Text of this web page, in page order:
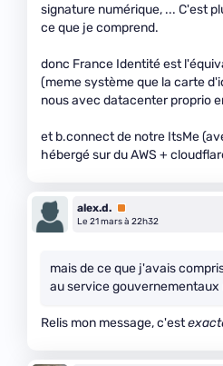
signature numérique, ... C'est
ce que je comprend.
donc France Identité est
(meme système que la carte
nous avec datacenter proprio
et b.connect de notre ItsMe
hébergé sur du AWS +
alex.d. Premium
Le 21 mars à 22h32
mais de ce que j'avais
au service gouvernementaux
Relis mon message, c'est